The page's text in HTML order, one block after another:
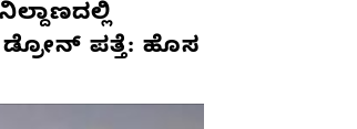
ಪತ್ತೆ: ಹೊಸ